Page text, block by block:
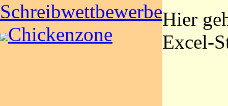
Schreibwettbewerbe
Chickenzone
Hier
Excel-